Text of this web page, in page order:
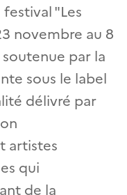
"Les
novembre au 8
par la
sous le label
délivré par
artistes
qui
de la